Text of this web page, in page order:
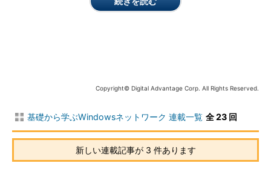
NetBIOSをTCP/IP上で利用できるようにするということは、
ではどのようにしてTCP/IP上でNetBIOSサービスを利用可能
みる。NetBIOSでは、「NetBIOS名」を使って通信相手や接続す
るサービスを特定している。具体的には、通信相手を検索するた
Copyright© Digital Advantage Corp. All Rights Reserved.
基礎から学ぶWindowsネットワーク 連載一覧 全 23 回
新しい連載記事が 3 件あります